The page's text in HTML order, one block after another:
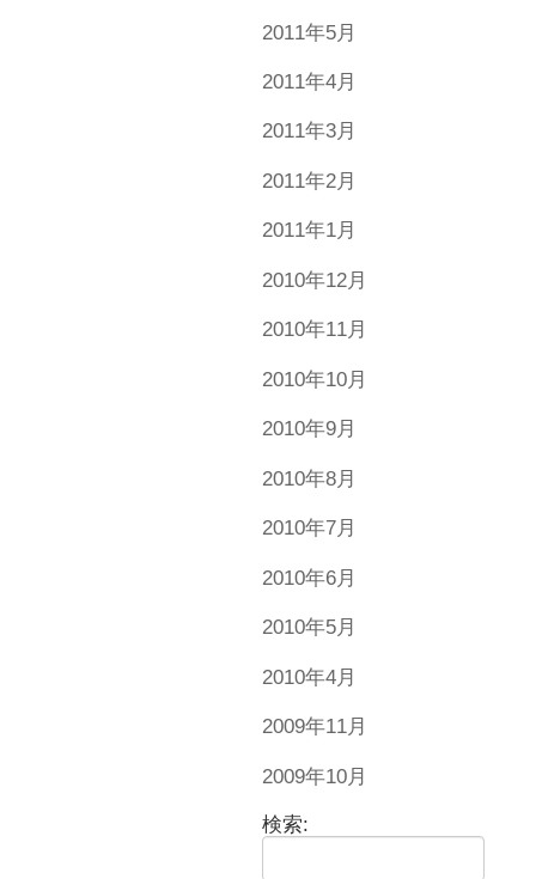
2011年5月
2011年4月
2011年3月
2011年2月
2011年1月
2010年12月
2010年11月
2010年10月
2010年9月
2010年8月
2010年7月
2010年6月
2010年5月
2010年4月
2009年11月
2009年10月
検索: